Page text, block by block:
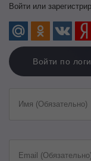
Войти или
Войти по
Имя (Обязательно)
Email